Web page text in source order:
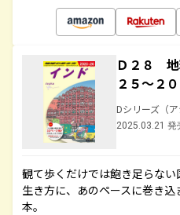
Ｄ２８
２５～２
Dシリーズ（
2025.03.21 発
観て歩くだけでは飽き足らな
生き方に、あのペースに巻き
本。